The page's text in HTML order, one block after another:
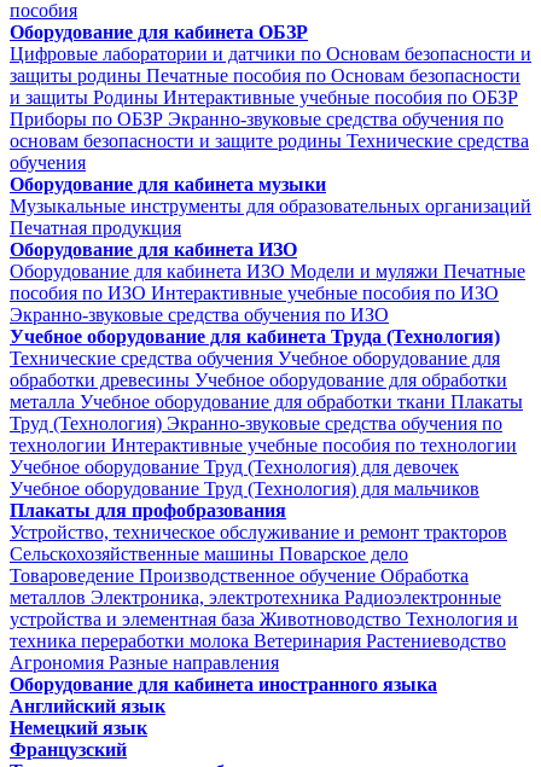
пособия
Оборудование для кабинета ОБЗР
Цифровые лаборатории и датчики по Основам безопасности и
защиты родины Печатные пособия по Основам безопасности
и защиты Родины Интерактивные учебные пособия по ОБЗР
Приборы по ОБЗР Экранно-звуковые средства обучения по
основам безопасности и защите родины Технические средства
обучения
Оборудование для кабинета музыки
Музыкальные инструменты для образовательных организаций
Печатная продукция
Оборудование для кабинета ИЗО
Оборудование для кабинета ИЗО Модели и муляжи Печатные
пособия по ИЗО Интерактивные учебные пособия по ИЗО
Экранно-звуковые средства обучения по ИЗО
Учебное оборудование для кабинета Труда (Технология)
Технические средства обучения Учебное оборудование для
обработки древесины Учебное оборудование для обработки
металла Учебное оборудование для обработки ткани Плакаты
Труд (Технология) Экранно-звуковые средства обучения по
технологии Интерактивные учебные пособия по технологии
Учебное оборудование Труд (Технология) для девочек
Учебное оборудование Труд (Технология) для мальчиков
Плакаты для профобразования
Устройство, техническое обслуживание и ремонт тракторов
Сельскохозяйственные машины Поварское дело
Товароведение Производственное обучение Обработка
металлов Электроника, электротехника Радиоэлектронные
устройства и элементная база Животноводство Технология и
техника переработки молока Ветеринария Растениеводство
Агрономия Разные направления
Оборудование для кабинета иностранного языка
Английский язык
Немецкий язык
Французский